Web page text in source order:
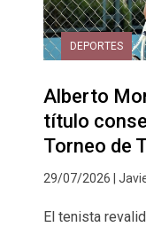
DEPORTES
Alberto
título
Torneo de
29/07/2026 |
El tenista